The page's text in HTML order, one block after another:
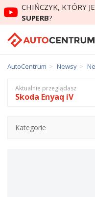
CHIŃCZYK, KTÓRY
SUPERB?
AutoCentrum Newsy
Aktualnie przeglądasz
Skoda Enyaq iV
Kategorie